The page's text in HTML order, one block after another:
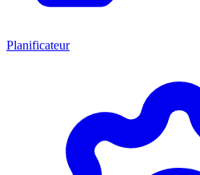
Planificateur